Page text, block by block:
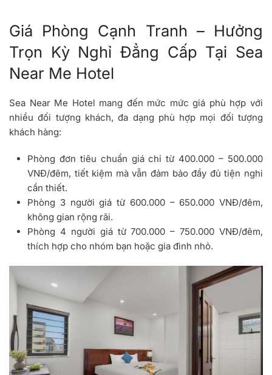
Giá Phòng Cạnh Tranh – Hưởng
Trọn Kỳ Nghỉ Đẳng Cấp Tại Sea
Near Me Hotel
Sea Near Me Hotel mang đến mức mức giá phù hợp với
nhiều đối tượng khách, đa dạng phù hợp mọi đối tượng
khách hàng:
Phòng đơn tiêu chuẩn giá chỉ từ 400.000 – 500.000
VNĐ/đêm, tiết kiệm mà vẫn đảm bảo đầy đủ tiện nghi
cần thiết.
Phòng 3 người giá từ 600.000 – 650.000 VNĐ/đêm,
không gian rộng rãi.
Phòng 4 người giá từ 700.000 – 750.000 VNĐ/đêm,
thích hợp cho nhóm bạn hoặc gia đình nhỏ.